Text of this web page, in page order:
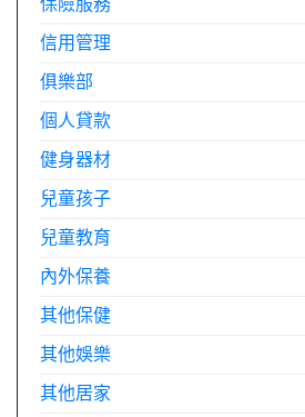
信用管理
俱樂部
個人貸款
健身器材
兒童孩子
兒童教育
內外保養
其他保健
其他娛樂
其他居家